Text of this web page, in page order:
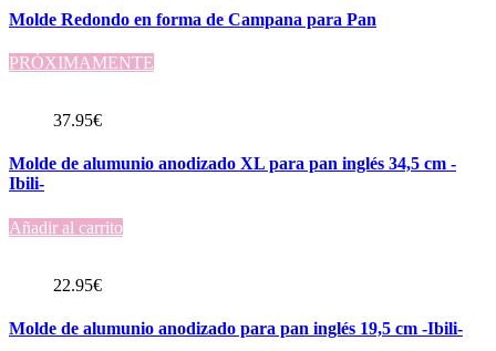
Molde Redondo en forma de Campana para Pan
PRÓXIMAMENTE
37.95€
Molde de alumunio anodizado XL para pan inglés 34,5 cm -
Ibili-
Añadir al carrito
22.95€
Molde de alumunio anodizado para pan inglés 19,5 cm -Ibili-